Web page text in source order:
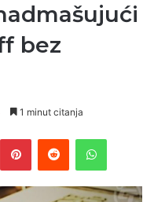
bez
1 minut citanja
PinterestReddit